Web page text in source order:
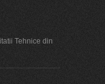
Tehnice din